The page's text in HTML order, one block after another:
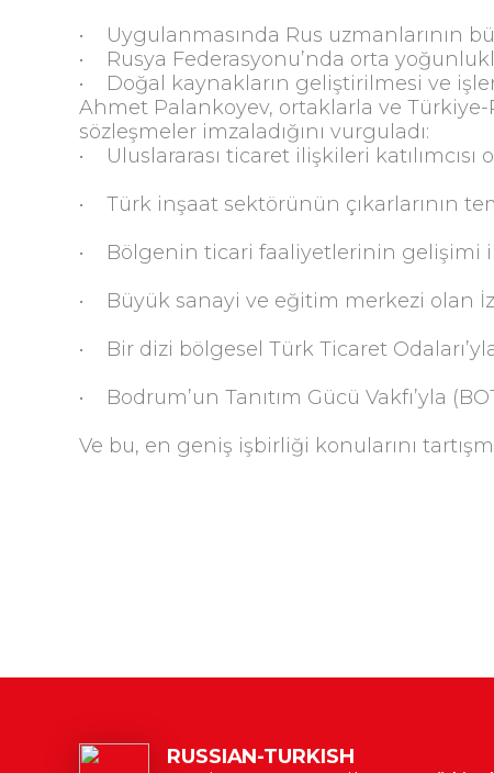
• Uygulanmasında Rus uzmanlarının
• Rusya Federasyonu’nda orta
• Doğal kaynakların geliştirilmesi ve
Ahmet Palankoyev, ortaklarla ve Türkiye-
sözleşmeler imzaladığını vurguladı:
• Uluslararası ticaret ilişkileri katılımcısı
• Türk inşaat sektörünün çıkarlarının
• Bölgenin ticari faaliyetlerinin gelişimi
• Büyük sanayi ve eğitim merkezi olan
• Bir dizi bölgesel Türk Ticaret
• Bodrum’un Tanıtım Gücü Vakfı’yla
Ve bu, en geniş işbirliği konularını
RUSSIAN-TURKISH